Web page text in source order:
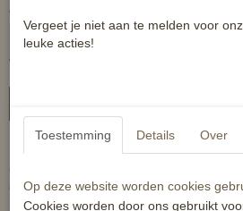
Aantal
Een zacht halster voorzien van
en achter de oren van het paard.
optimaal draagcomfort van het halster.
Vergeet je niet aan te melden voor
leuke acties!
Toestemming Details Over
Op deze website worden cookies
Cookies worden door ons gebruikt